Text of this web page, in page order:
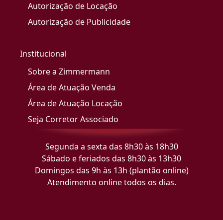
Autorização de Locação
Autorização de Publicidade
Institucional
Sobre a Zimmermann
Área de Atuação Venda
Área de Atuação Locação
Seja Corretor Associado
Segunda a sexta das 8h30 às 18h30
Sábado e feriados das 8h30 às 13h30
Domingos das 9h às 13h (plantão online)
Atendimento online todos os dias.